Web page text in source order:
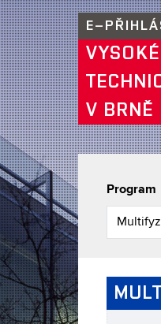
VYSOKÉ
V BRNĚ
Program